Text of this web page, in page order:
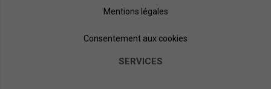
Mentions légales
Consentement aux cookies
SERVICES